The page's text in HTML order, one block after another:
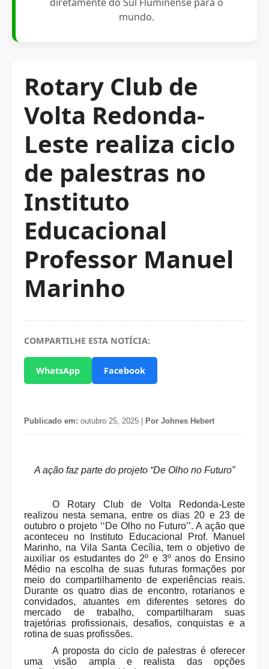
mundo.
Rotary Club de
Volta Redonda-
Leste realiza ciclo
de palestras no
Instituto
Educacional
Professor Manuel
Marinho
COMPARTILHE ESTA NOTÍCIA:
WhatsApp Facebook
Publicado em: outubro 25, 2025 | Por Johnes Hebert
A ação faz parte do projeto “De Olho no Futuro”
O Rotary Club de Volta Redonda-Leste
realizou nesta semana, entre os dias 20 e 23 de
outubro o projeto ‘‘De Olho no Futuro’’. A ação que
aconteceu no Instituto Educacional Prof. Manuel
Marinho, na Vila Santa Cecília, tem o objetivo de
auxiliar os estudantes do 2º e 3º anos do Ensino
Médio na escolha de suas futuras formações por
meio do compartilhamento de experiências reais.
Durante os quatro dias de encontro, rotarianos e
convidados, atuantes em diferentes setores do
mercado de trabalho, compartilharam suas
trajetórias profissionais, desafios, conquistas e a
rotina de suas profissões.
A proposta do ciclo de palestras é oferecer
uma visão ampla e realista das opções